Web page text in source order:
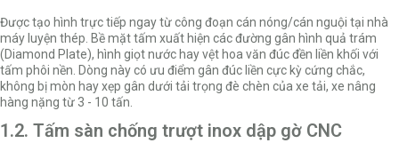
Được tạo hình trực tiếp ngay từ công đoạn cán nóng/cán nguội tại nhà
máy luyện thép. Bề mặt tấm xuất hiện các đường gân hình quả trám
(Diamond Plate), hình giọt nước hay vệt hoa văn đúc đền liền khối với
tấm phôi nền. Dòng này có ưu điểm gân đúc liền cực kỳ cứng chắc,
không bị mòn hay xẹp gân dưới tải trọng đè chèn của xe tải, xe nâng
hàng nặng từ 3 - 10 tấn.
1.2. Tấm sàn chống trượt inox dập gờ CNC